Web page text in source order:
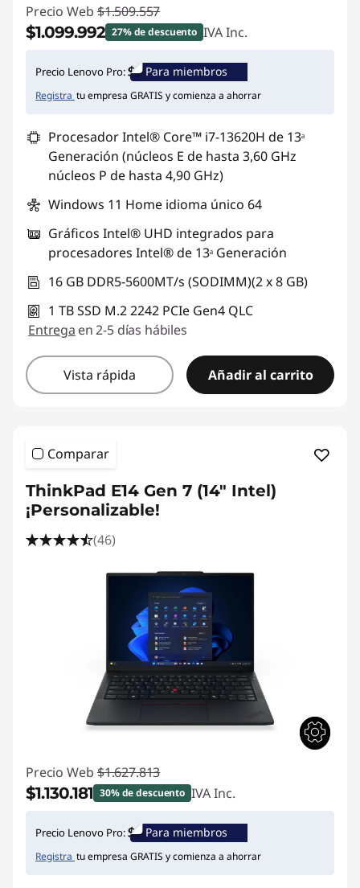
Precio Web $1.509.557
$1.099.992 27% de descuento IVA Inc.
Ahorros instantáneos :-$409.565
Precio Lenovo Pro: Para miembros
Registra tu empresa GRATIS y comienza a ahorrar
Procesador Intel® Core™ i7-13620H de 13ᵃ
Generación (núcleos E de hasta 3,60 GHz
núcleos P de hasta 4,90 GHz)
Windows 11 Home idioma único 64
Gráficos Intel® UHD integrados para
procesadores Intel® de 13ᵃ Generación
16 GB DDR5-5600MT/s (SODIMM)(2 x 8 GB)
1 TB SSD M.2 2242 PCIe Gen4 QLC
Entrega en 2-5 días hábiles
Vista rápida Añadir al carrito
Comparar
ThinkPad E14 Gen 7 (14" Intel)
¡Personalizable!
(46)
Precio Web $1.627.813
$1.130.181 30% de descuento IVA Inc.
Ahorros instantáneos :-$497.632
Precio Lenovo Pro: Para miembros
Registra tu empresa GRATIS y comienza a ahorrar